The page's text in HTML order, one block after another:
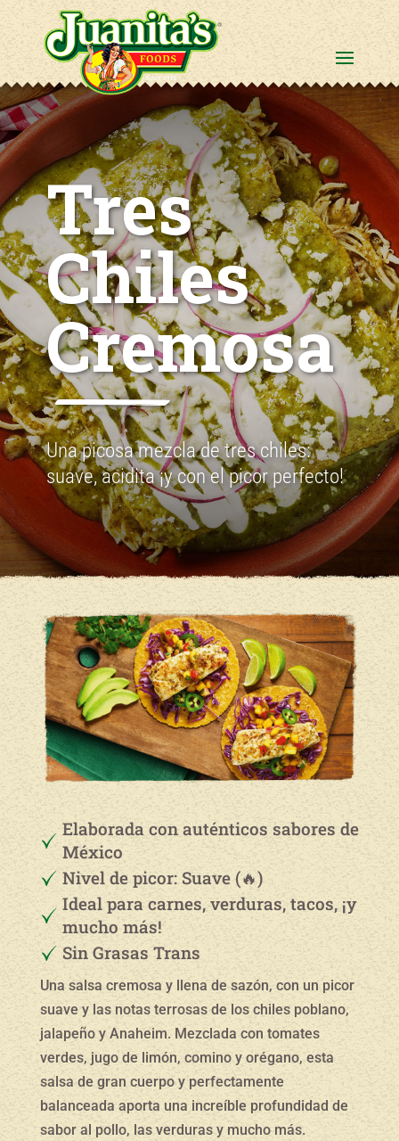
Tres
Chiles
Cremosa
Una picosa mezcla de tres chiles:
suave, acidita ¡y con el picor perfecto!
Elaborada con auténticos sabores de
México
Nivel de picor: Suave (🔥)
Ideal para carnes, verduras, tacos, ¡y
mucho más!
Sin Grasas Trans
Una salsa cremosa y llena de sazón, con un picor
suave y las notas terrosas de los chiles poblano,
jalapeño y Anaheim. Mezclada con tomates
verdes, jugo de limón, comino y orégano, esta
salsa de gran cuerpo y perfectamente
balanceada aporta una increíble profundidad de
sabor al pollo, las verduras y mucho más.